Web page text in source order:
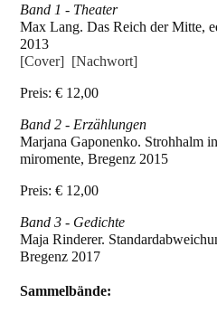
Band 1 - Theater
Max Lang. Das Reich der Mitte,
2013
[Cover] [Nachwort]
Preis: € 12,00
Band 2 - Erzählungen
Marjana Gaponenko. Strohhalm
miromente, Bregenz 2015
Preis: € 12,00
Band 3 - Gedichte
Maja Rinderer.
Bregenz 2017
Sammelbände: